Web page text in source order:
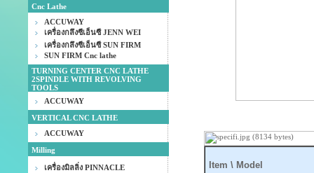
Cnc Lathe
ACCUWAY
เครื่องกลึงซีเอ็นซี JENN WEI
เครื่องกลึงซีเอ็นซี SUN FIRM
SUN FIRM Cnc lathe
TURNING CENTER CNC LATHE
2SPINDLE WITH REVOLVING
TOOLS
ACCUWAY
VERTICAL CNC LATHE
ACCUWAY
Milling
เครื่องมิลลิ่ง PINNACLE
Item \ Model